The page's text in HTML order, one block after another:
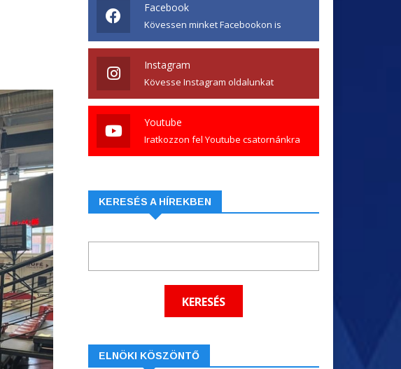
Facebook
Kövessen minket Facebookon is
Instagram
Kövesse Instagram oldalunkat
Youtube
Iratkozzon fel Youtube csatornánkra
KERESÉS A HÍREKBEN
ELNÖKI KÖSZÖNTŐ